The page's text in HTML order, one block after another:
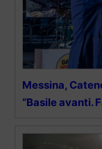
Messina,
“Basile avanti.